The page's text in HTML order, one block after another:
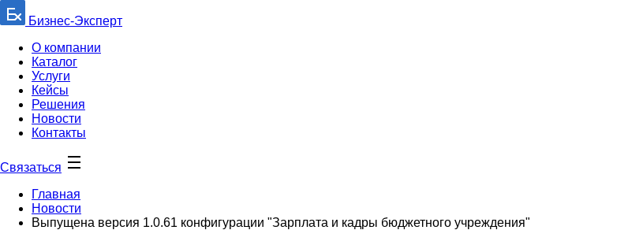
Бизнес-Эксперт
О компании
Каталог
Услуги
Кейсы
Решения
Новости
Контакты
Связаться
Главная
Новости
Выпущена версия 1.0.61 конфигурации "Зарплата и кадры бюджетного учреждения"